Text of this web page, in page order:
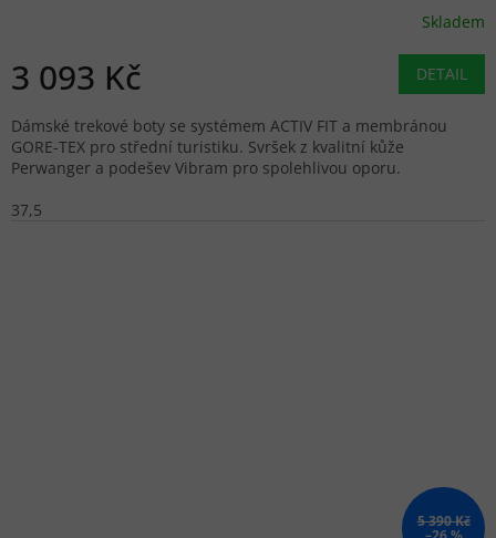
Skladem
3 093 Kč DETAIL
Dámské trekové boty se systémem ACTIV FIT a membránou
GORE-TEX pro střední turistiku. Svršek z kvalitní kůže
Perwanger a podešev Vibram pro spolehlivou oporu.
37,5
5 390 Kč